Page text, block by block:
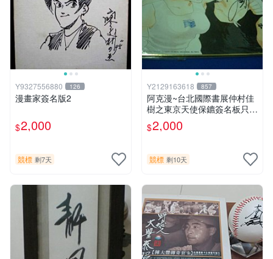
Y9327556880 126
漫畫家簽名版2
$2,000
競標 剩7天
Y2129163618 857
阿克漫~台北國際書展仲村佳
樹之東京天使保鑣簽名板只有
一張
$2,000
競標 剩10天